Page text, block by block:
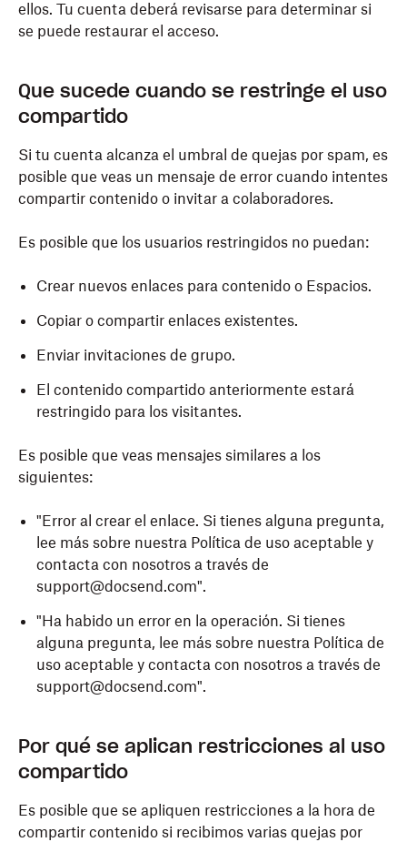
ellos. Tu cuenta deberá revisarse para determinar si
se puede restaurar el acceso.
Que sucede cuando se restringe el uso
compartido
Si tu cuenta alcanza el umbral de quejas por spam, es
posible que veas un mensaje de error cuando intentes
compartir contenido o invitar a colaboradores.
Es posible que los usuarios restringidos no puedan:
Crear nuevos enlaces para contenido o Espacios.
Copiar o compartir enlaces existentes.
Enviar invitaciones de grupo.
El contenido compartido anteriormente estará
restringido para los visitantes.
Es posible que veas mensajes similares a los
siguientes:
"Error al crear el enlace. Si tienes alguna pregunta,
lee más sobre nuestra Política de uso aceptable y
contacta con nosotros a través de
support@docsend.com".
"Ha habido un error en la operación. Si tienes
alguna pregunta, lee más sobre nuestra Política de
uso aceptable y contacta con nosotros a través de
support@docsend.com".
Por qué se aplican restricciones al uso
compartido
Es posible que se apliquen restricciones a la hora de
compartir contenido si recibimos varias quejas por